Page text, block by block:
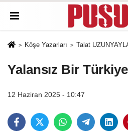
Köşe Yazarları Talat
Yalansız Bir
12 Haziran 2025 - 10:47